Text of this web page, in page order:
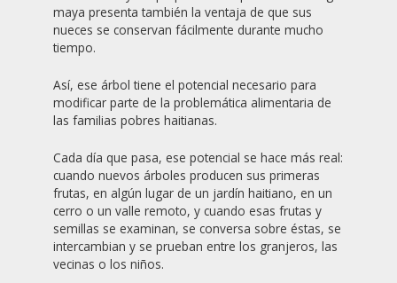
maya presenta también la ventaja de que sus
nueces se conservan fácilmente durante mucho
tiempo.
Así, ese árbol tiene el potencial necesario para
modificar parte de la problemática alimentaria de
las familias pobres haitianas.
Cada día que pasa, ese potencial se hace más real:
cuando nuevos árboles producen sus primeras
frutas, en algún lugar de un jardín haitiano, en un
cerro o un valle remoto, y cuando esas frutas y
semillas se examinan, se conversa sobre éstas, se
intercambian y se prueban entre los granjeros, las
vecinas o los niños.